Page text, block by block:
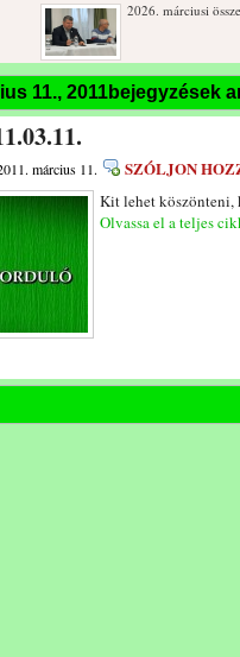
2026. márciusi összejövetel
Dálnoki József 90 éves
11., 2011bejegyzések
március 11. SZÓLJON
Kit lehet köszönteni,
Olvassa el a teljes